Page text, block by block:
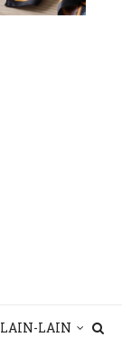
LAIN-LAIN